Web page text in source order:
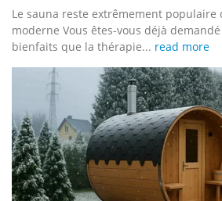
Le sauna reste extrêmement populaire
moderne Vous êtes-vous déjà
bienfaits que la thérapie... read more